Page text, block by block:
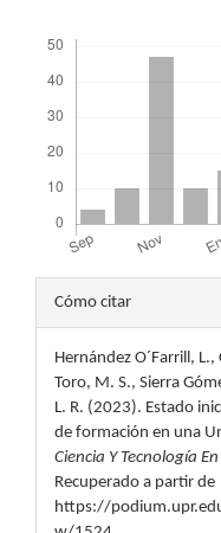
Detalles
del
artículo
Cómo citar
Hernández O´Farrill, L.,
Toro, M. S., Sierra
L. R. (2023). Estado
de formación en una
Ciencia Y Tecnología
Recuperado a partir de
https://